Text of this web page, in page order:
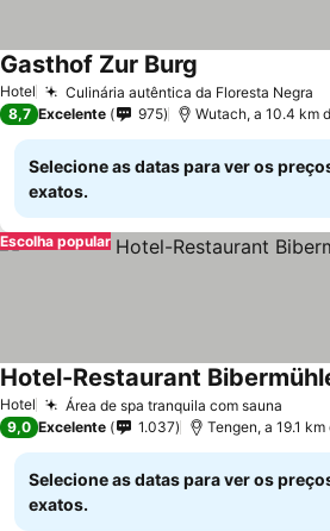
Hotel Culinária autêntica da Floresta Negra
Gasthof Zur Burg
8,7 Excelente 975 Wutach, a 10.4 km
Selecione as datas para ver os
exatos.
Escolha popular
Hotel Área de spa tranquila com sauna
Hotel-Restaurant
9,0 Excelente 1.037 Tengen, a 19.1
Selecione as datas para ver os
exatos.